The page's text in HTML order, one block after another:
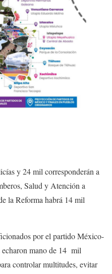
y 24 mil corresponderán a
Salud y Atención a
la Reforma habrá 14 mil
por el partido México-
echaron mano de 14 mil
controlar multitudes, evitar